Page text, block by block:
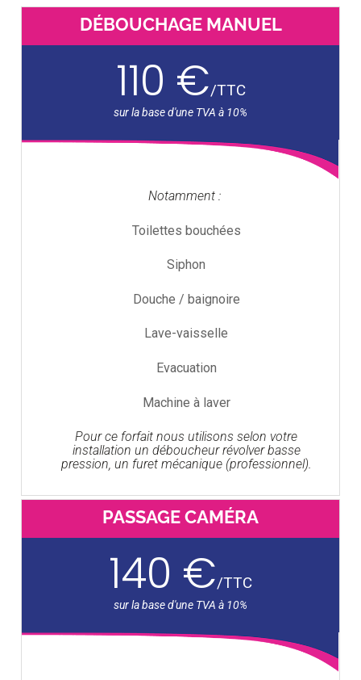
DÉBOUCHAGE MANUEL
110 €/TTC
Notamment :
Toilettes bouchées
Siphon
Douche / baignoire
Lave-vaisselle
Evacuation
Machine à laver
Pour ce forfait nous utilisons selon votre
installation un déboucheur révolver basse
pression, un furet mécanique (professionnel).
PASSAGE CAMÉRA
140 €/TTC